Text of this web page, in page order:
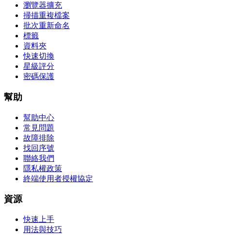
瀏覽器擴充
掃描重複檔案
批次重新命名
標籤
資料夾
快速切換
星級評分
密碼保護
幫助
幫助中心
常見問題
故障排除
找回序號
聯絡我們
隱私權政策
終端使用者授權協定
資源
快速上手
用法與技巧